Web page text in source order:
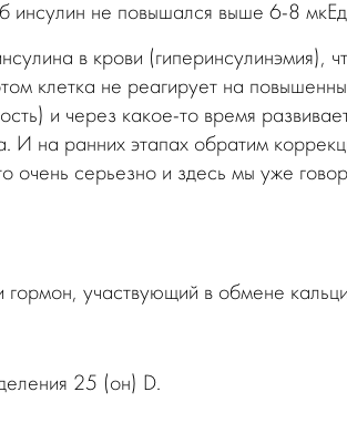
инсулин не повышался выше 6-8
в крови (гиперинсулинэмия),
клетка не реагирует на
и через какое-то время
И на ранних этапах обратим
очень серьезно и здесь мы уже
участвующий в обмене
25 (он) D.